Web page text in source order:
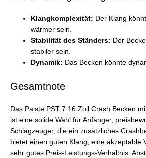
Klangkomplexität: Der Klang
wärmer sein.
Stabilität des Ständers: Der
stabiler sein.
Dynamik: Das Becken könnte
Gesamtnote
Das Paiste PST 7 16 Zoll Crash Becken
ist eine solide Wahl für Anfänger,
Schlagzeuger, die ein zusätzliches
bietet einen guten Klang, eine akzeptable
sehr gutes Preis-Leistungs-Verhältnis.